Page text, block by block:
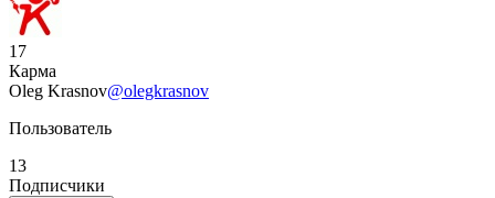
17
Карма
Oleg Krasnov@olegkrasnov
Пользователь
13
Подписчики